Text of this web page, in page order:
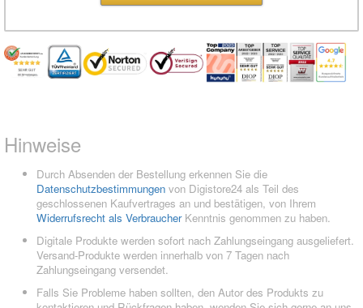
Hinweise
Durch Absenden der Bestellung erkennen Sie die
Datenschutzbestimmungen von Digistore24 als Teil des
geschlossenen Kaufvertrages an und bestätigen, von Ihrem
Widerrufsrecht als VerbraucherKenntnis genommen zu haben.
Digitale Produkte werden sofort nach Zahlungseingang ausgeliefert.
Versand-Produkte werden innerhalb von 7 Tagen nach
Zahlungseingang versendet.
Falls Sie Probleme haben sollten, den Autor des Produkts zu